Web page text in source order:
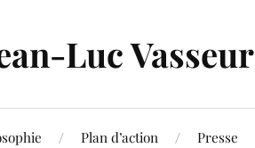
Luc Vasseur
Plan d’action Presse